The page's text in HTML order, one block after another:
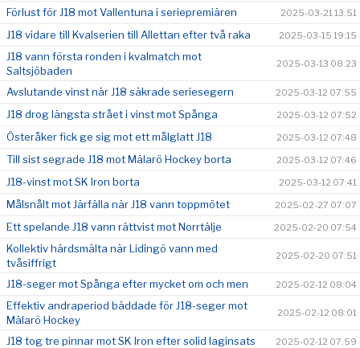
Förlust för J18 mot Vallentuna i seriepremiären 2025-03-21 13:51
J18 vidare till Kvalserien till Allettan efter två raka 2025-03-15 19:15
J18 vann första ronden i kvalmatch mot
Saltsjöbaden
2025-03-13 08:23
Avslutande vinst när J18 säkrade seriesegern 2025-03-12 07:55
J18 drog längsta strået i vinst mot Spånga 2025-03-12 07:52
Österåker fick ge sig mot ett målglatt J18 2025-03-12 07:48
Till sist segrade J18 mot Mälarö Hockey borta 2025-03-12 07:46
J18-vinst mot SK Iron borta 2025-03-12 07:41
Målsnålt mot Järfälla när J18 vann toppmötet 2025-02-27 07:07
Ett spelande J18 vann rättvist mot Norrtälje 2025-02-20 07:54
Kollektiv härdsmälta när Lidingö vann med
tvåsiffrigt
2025-02-20 07:51
J18-seger mot Spånga efter mycket om och men 2025-02-12 08:04
Effektiv andraperiod bäddade för J18-seger mot
Mälarö Hockey
2025-02-12 08:01
J18 tog tre pinnar mot SK Iron efter solid laginsats 2025-02-12 07:59